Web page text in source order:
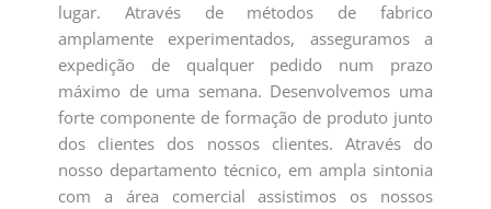
lugar. Através de métodos de fabrico
amplamente experimentados, asseguramos a
expedição de qualquer pedido num prazo
máximo de uma semana. Desenvolvemos uma
forte componente de formação de produto junto
dos clientes dos nossos clientes. Através do
nosso departamento técnico, em ampla sintonia
com a área comercial assistimos os nossos